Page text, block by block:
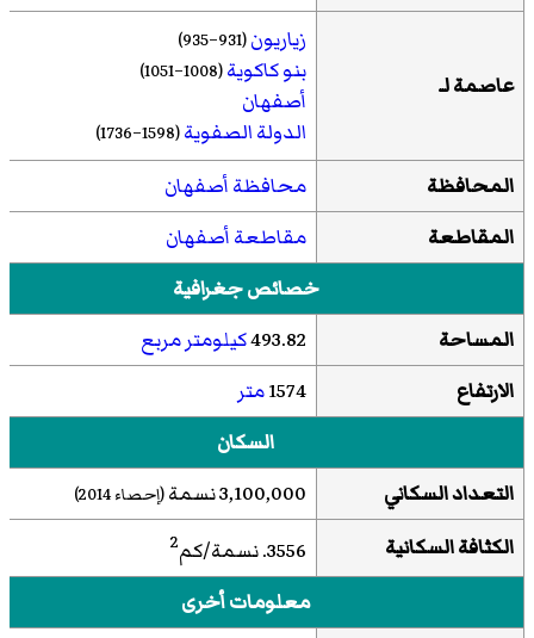
عاصمة لـ
زياريون(931–935)
بنو كاكوية(1008–1051)
أصفهان
الدولة الصفوية(1598–1736)
المحافظة
محافظة أصفهان
المقاطعة
مقاطعة أصفهان
خصائص جغرافية
المساحة
493.82كيلومتر مربع
الارتفاع
1574متر
السكان
التعداد السكاني
3,100,000 نسمة (إحصاء 2014)
الكثافة السكانية 3556. نسمة/كم 2
معلومات أخرى